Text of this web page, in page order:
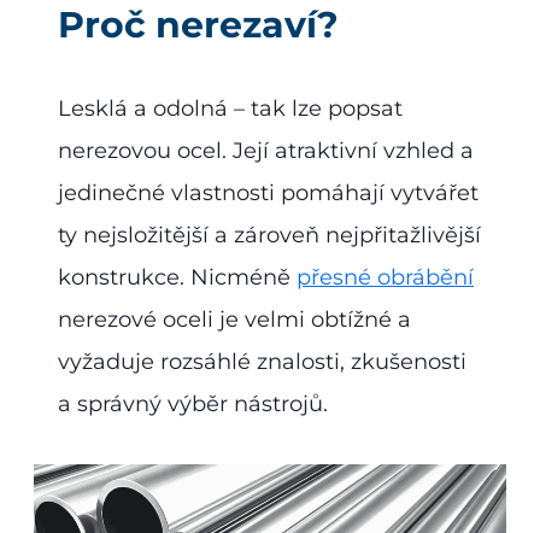
Proč nerezaví?
Lesklá a odolná – tak lze popsat
nerezovou ocel. Její atraktivní vzhled a
jedinečné vlastnosti pomáhají vytvářet
ty nejsložitější a zároveň nejpřitažlivější
konstrukce. Nicméně přesné obrábění
nerezové oceli je velmi obtížné a
vyžaduje rozsáhlé znalosti, zkušenosti
a správný výběr nástrojů.